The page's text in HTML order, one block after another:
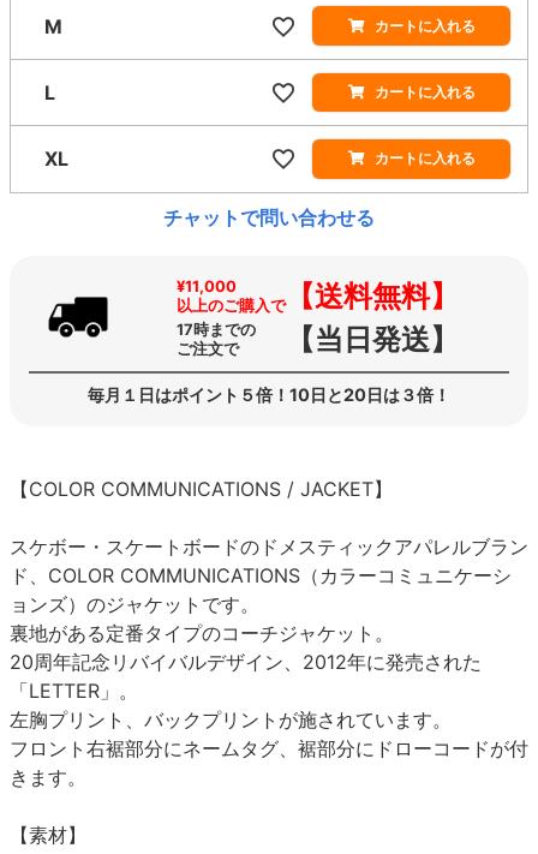
M カートに入れる
L カートに入れる
XL カートに入れる
チャットで問い合わせる
¥11,000
以上のご購入で【送料無料】
17時までの
ご注文で
【当日発送】
毎月１日はポイント５倍！10日と20日は３倍！
【COLOR COMMUNICATIONS / JACKET】
スケボー・スケートボードのドメスティックアパレルブラン
ド、COLOR COMMUNICATIONS（カラーコミュニケーシ
ョンズ）のジャケットです。
裏地がある定番タイプのコーチジャケット。
20周年記念リバイバルデザイン、2012年に発売された
「LETTER」。
左胸プリント、バックプリントが施されています。
フロント右裾部分にネームタグ、裾部分にドローコードが付
きます。
【素材】